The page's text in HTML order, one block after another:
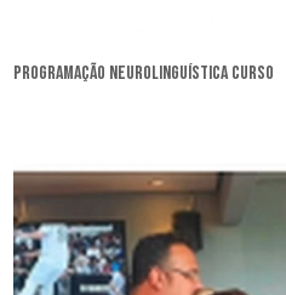
programação neurolinguística curso